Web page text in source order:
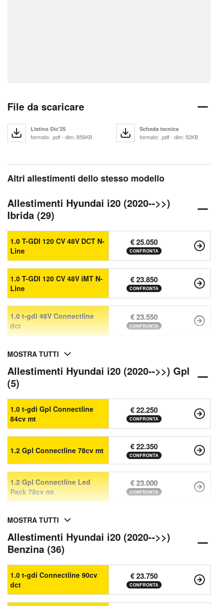
File da scaricare
Listino Dic'25
formato: .pdf - dim: 856KB
Scheda tecnica
formato: .pdf - dim: 52KB
Altri allestimenti dello stesso modello
Allestimenti Hyundai i20 (2020-->>)
Ibrida (29)
1.0 T-GDI 120 CV 48V DCT N-
Line
€ 25.050
CONFRONTA
1.0 T-GDI 120 CV 48V iMT N-
Line
€ 23.850
CONFRONTA
1.0 t-gdi 48V Connectline
dct
€ 23.550
CONFRONTA
MOSTRA TUTTI
Allestimenti Hyundai i20 (2020-->>) Gpl
(5)
1.0 t-gdi Gpl Connectline
84cv mt
€ 22.250
CONFRONTA
1.2 Gpl Connectline 78cv mt € 22.350
CONFRONTA
1.2 Gpl Connectline Led
Pack 78cv mt
€ 23.000
CONFRONTA
MOSTRA TUTTI
Allestimenti Hyundai i20 (2020-->>)
Benzina (36)
1.0 t-gdi Connectline 90cv
dct
€ 23.750
CONFRONTA